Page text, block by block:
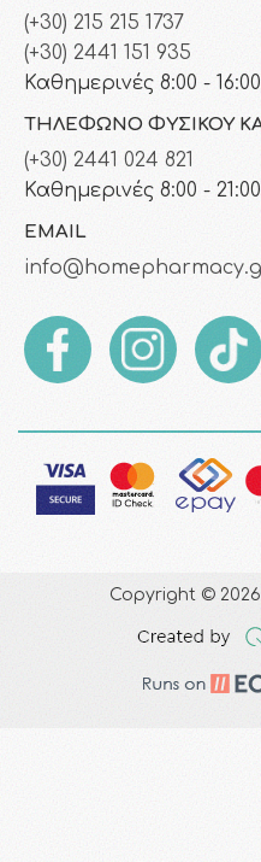
(+30) 215 215 1737
(+30) 2441 151 935
Καθημερινές 8:00 - 16:00
ΤΗΛΈΦΩΝΟ ΦΥΣΙΚΟΎ
(+30) 2441 024 821
Καθημερινές 8:00 -
EMAIL
Copyright © 2026